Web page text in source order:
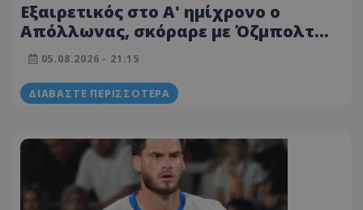
Εξαιρετικός στο Α' ημίχρονο ο
Απόλλωνας, σκόραρε με Όζμπολτ
και έβαλε τις βάσεις για ΘΕΤΙΚΟ
αποτέλεσμα!
05.08.2026 - 21:15
ΔΙΑΒΆΣΤΕ ΠΕΡΙΣΣΌΤΕΡΑ